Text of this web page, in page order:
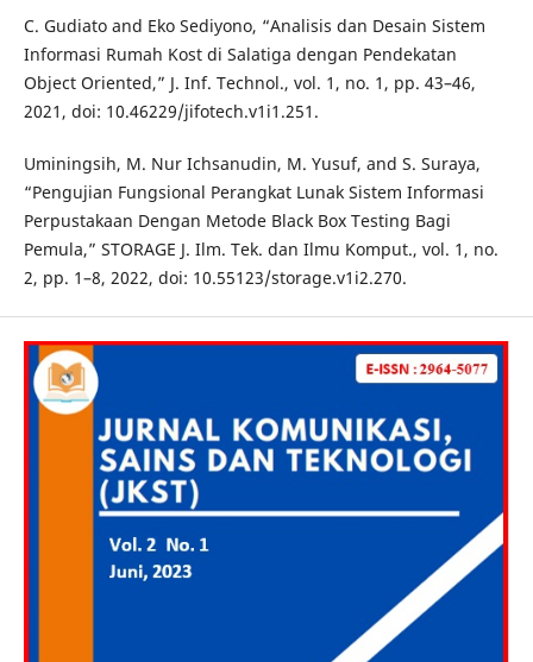
C. Gudiato and Eko Sediyono, “Analisis dan Desain Sistem
Informasi Rumah Kost di Salatiga dengan Pendekatan
Object Oriented,” J. Inf. Technol., vol. 1, no. 1, pp. 43–46,
2021, doi: 10.46229/jifotech.v1i1.251.
Uminingsih, M. Nur Ichsanudin, M. Yusuf, and S. Suraya,
“Pengujian Fungsional Perangkat Lunak Sistem Informasi
Perpustakaan Dengan Metode Black Box Testing Bagi
Pemula,” STORAGE J. Ilm. Tek. dan Ilmu Komput., vol. 1, no.
2, pp. 1–8, 2022, doi: 10.55123/storage.v1i2.270.